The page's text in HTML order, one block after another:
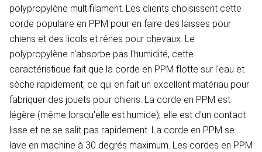
polypropylène multifilament. Les clients choisissent cette
corde populaire en PPM pour en faire des laisses pour
chiens et des licols et rênes pour chevaux. Le
polypropylène n'absorbe pas l'humidité, cette
caractéristique fait que la corde en PPM flotte sur l'eau et
sèche rapidement, ce qui en fait un excellent matériau pour
fabriquer des jouets pour chiens. La corde en PPM est
légère (même lorsqu'elle est humide), elle est d'un contact
lisse et ne se salit pas rapidement. La corde en PPM se
lave en machine à 30 degrés maximum. Les cordes en PPM